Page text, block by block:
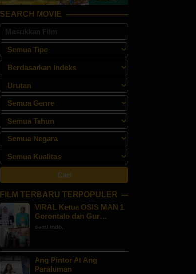
SEARCH MOVIE
FILM TERBARU TERPOPULER
VIRAL Ketua OSIS MAN 1
Gorontalo dan Gur…
semi indo,
Ang Pintor At Ang
Paraluman